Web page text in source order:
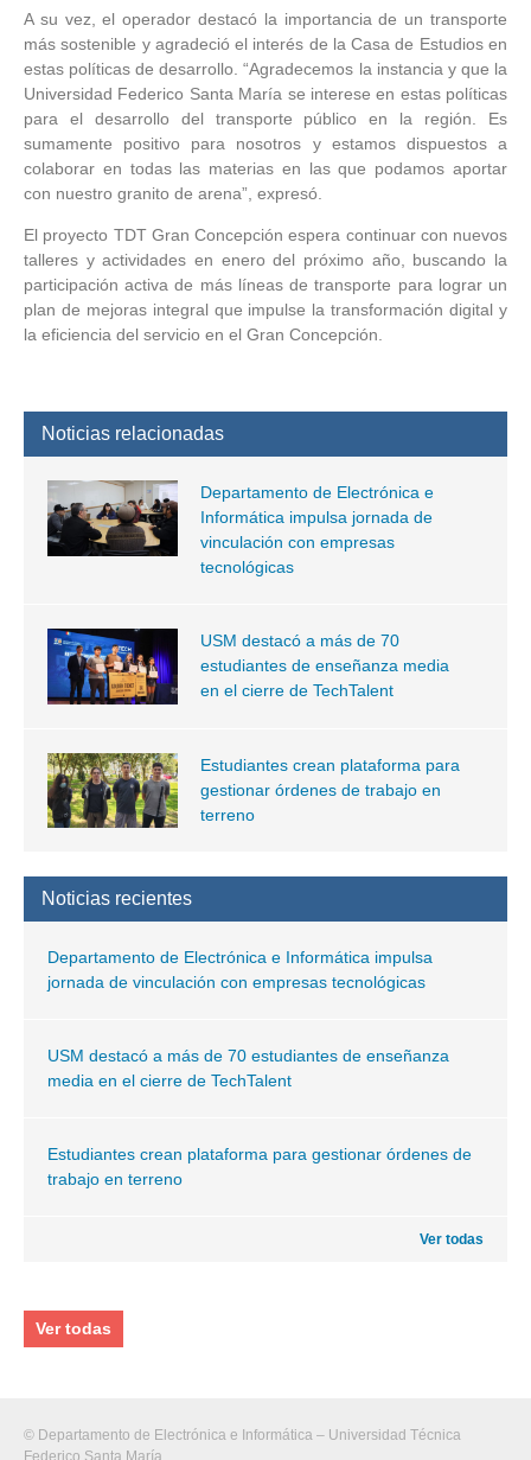
A su vez, el operador destacó la importancia de un transporte
más sostenible y agradeció el interés de la Casa de Estudios en
estas políticas de desarrollo. “Agradecemos la instancia y que la
Universidad Federico Santa María se interese en estas políticas
para el desarrollo del transporte público en la región. Es
sumamente positivo para nosotros y estamos dispuestos a
colaborar en todas las materias en las que podamos aportar
con nuestro granito de arena”, expresó.
El proyecto TDT Gran Concepción espera continuar con nuevos
talleres y actividades en enero del próximo año, buscando la
participación activa de más líneas de transporte para lograr un
plan de mejoras integral que impulse la transformación digital y
la eficiencia del servicio en el Gran Concepción.
Noticias relacionadas
Departamento de Electrónica e
Informática impulsa jornada de
vinculación con empresas
tecnológicas
USM destacó a más de 70
estudiantes de enseñanza media
en el cierre de TechTalent
Estudiantes crean plataforma para
gestionar órdenes de trabajo en
terreno
Noticias recientes
Departamento de Electrónica e Informática impulsa
jornada de vinculación con empresas tecnológicas
USM destacó a más de 70 estudiantes de enseñanza
media en el cierre de TechTalent
Estudiantes crean plataforma para gestionar órdenes de
trabajo en terreno
Ver todas
Ver todas
© Departamento de Electrónica e Informática – Universidad Técnica
Federico Santa María